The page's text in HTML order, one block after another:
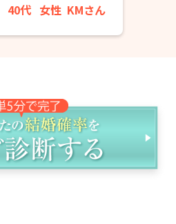
40代 女性 KMさん